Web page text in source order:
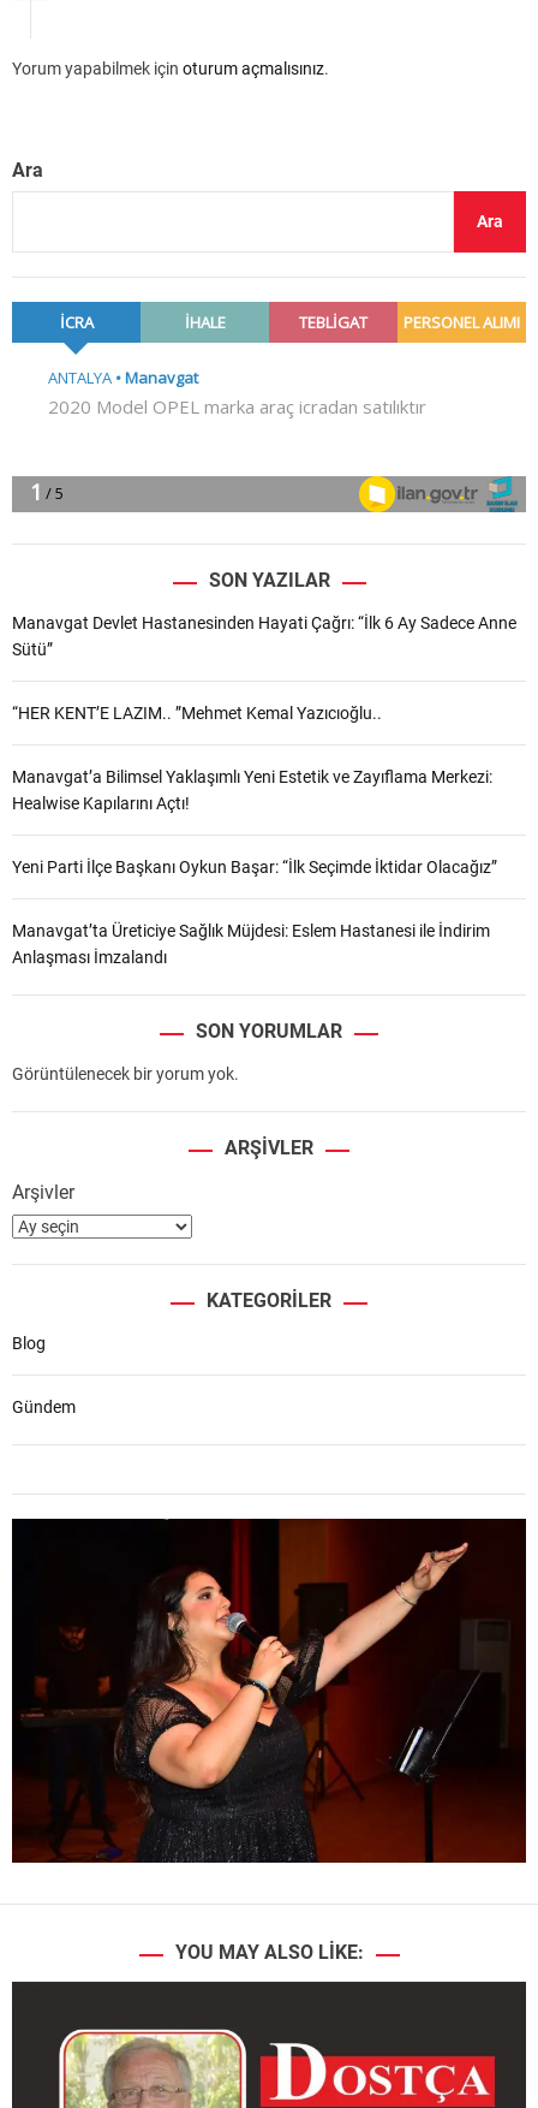
Yorum yapabilmek için oturum açmalısınız.
Ara
Ara
SON YAZILAR
Manavgat Devlet Hastanesinden Hayati Çağrı: “İlk 6 Ay Sadece Anne
Sütü”
“HER KENT’E LAZIM.. ”Mehmet Kemal Yazıcıoğlu..
Manavgat’a Bilimsel Yaklaşımlı Yeni Estetik ve Zayıflama Merkezi:
Healwise Kapılarını Açtı!
Yeni Parti İlçe Başkanı Oykun Başar: “İlk Seçimde İktidar Olacağız”
Manavgat’ta Üreticiye Sağlık Müjdesi: Eslem Hastanesi ile İndirim
Anlaşması İmzalandı
SON YORUMLAR
Görüntülenecek bir yorum yok.
ARŞIVLER
Arşivler
KATEGORILER
Blog
Gündem
YOU MAY ALSO LIKE: